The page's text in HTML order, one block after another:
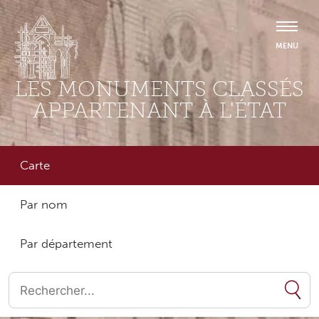
LES MONUMENTS CLASSÉS
APPARTENANT À L'ÉTAT
Carte
Par nom
Par département
Quand les résultats de l'auto-complétion sont disponibles,